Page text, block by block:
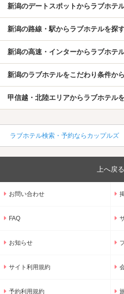
新潟のデートスポットからラブホテ
新潟の路線・駅からラブホテルを探
新潟の高速・インターからラブホテ
新潟のラブホテルをこだわり条件か
甲信越・北陸エリアからラブホテル
ラブホテル検索・予約ならカップルズ
上へ戻る
お問い合わせ
FAQ
お知らせ
サイト利用規約
予約利用規約